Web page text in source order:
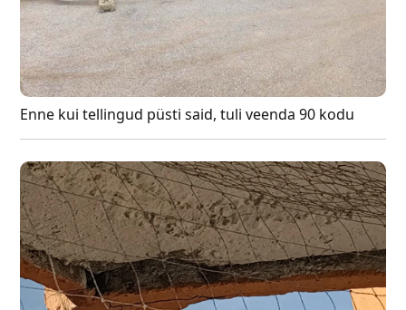
Enne kui tellingud püsti said, tuli veenda 90 kodu